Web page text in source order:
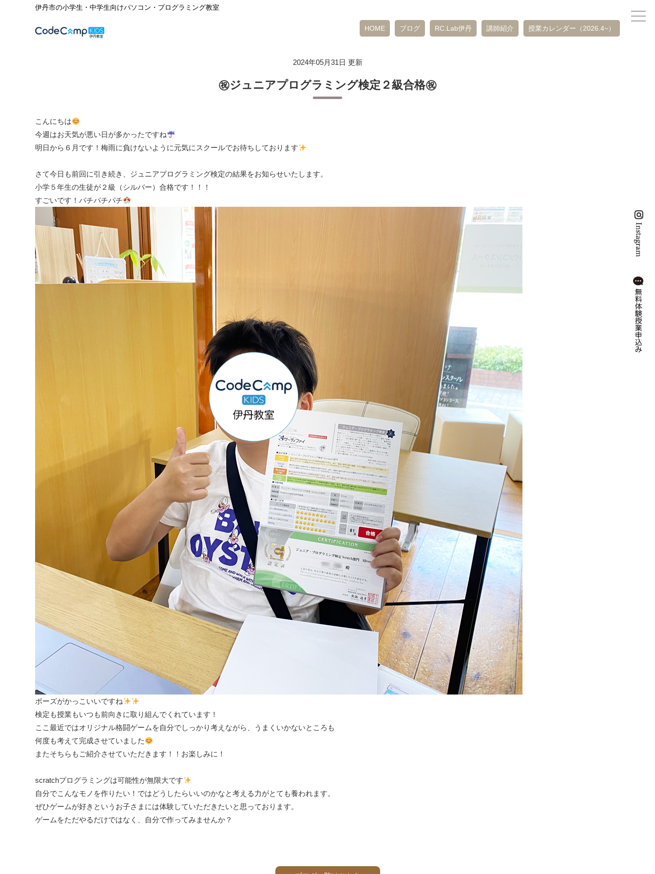
伊丹市の小学生・中学生向けパソコン・プログラミング教室
HOME ブログ RC.Lab伊丹 講師紹介 授業カレンダー（2026.4~）
2024年05月31日 更新
㊗ジュニアプログラミング検定２級合格㊗
こんにちは
今週はお天気が悪い日が多かったですね
明日から６月です！梅雨に負けないように元気にスクールでお待ちしております
さて今日も前回に引き続き、ジュニアプログラミング検定の結果をお知らせいたします。
小学５年生の生徒が２級（シルバー）合格です！！！
すごいです！パチパチパチ
ポーズがかっこいいですね
検定も授業もいつも前向きに取り組んでくれています！
ここ最近ではオリジナル格闘ゲームを自分でしっかり考えながら、うまくいかないところも
何度も考えて完成させていました
またそちらもご紹介させていただきます！！お楽しみに！
scratchプログラミングは可能性が無限大です
自分でこんなモノを作りたい！ではどうしたらいいのかなと考える力がとても養われます。
ぜひゲームが好きというお子さまには体験していただきたいと思っております。
ゲームをただやるだけではなく、自分で作ってみませんか？